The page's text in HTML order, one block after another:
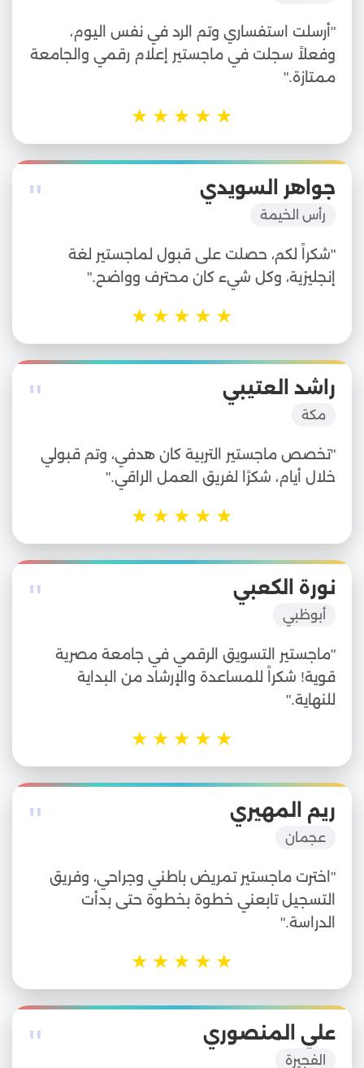
"أرسلت استفساري وتم الرد في نفس اليوم،
وفعلاً سجلت في ماجستير إعلام رقمي والجامعة
ممتازة."
★
★
★
★
★
" جواهر السويدي
رأس الخيمة
"شكراً لكم، حصلت على قبول لماجستير لغة
إنجليزية، وكل شيء كان محترف وواضح."
★
★
★
★
★
" راشد العتيبي
مكة
"تخصص ماجستير التربية كان هدفي، وتم قبولي
خلال أيام، شكرًا لفريق العمل الراقي."
★
★
★
★
★
" نورة الكعبي
أبوظبي
"ماجستير التسويق الرقمي في جامعة مصرية
قوية! شكراً للمساعدة والإرشاد من البداية
للنهاية."
★
★
★
★
★
" ريم المهيري
عجمان
"اخترت ماجستير تمريض باطني وجراحي، وفريق
التسجيل تابعني خطوة بخطوة حتى بدأت
الدراسة."
★
★
★
★
★
" علي المنصوري
الفجيرة